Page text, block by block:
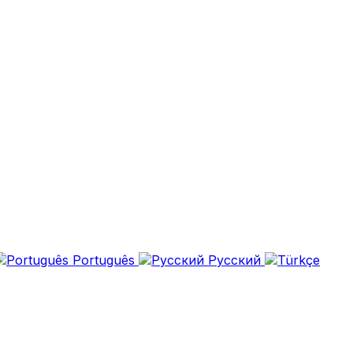
Português
Русский